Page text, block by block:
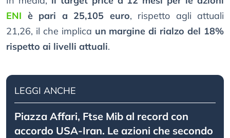
ENI è pari a 25,105 euro, rispetto agli attuali
21,26, il che implica un margine di rialzo del 18%
rispetto ai livelli attuali.
LEGGI ANCHE
Piazza Affari, Ftse Mib al record con
accordo USA-Iran. Le azioni che secondo